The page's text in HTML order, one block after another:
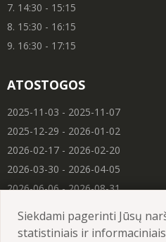
Siekdami pagerinti Jūsų
statistiniais ir
7. 14:30 - 15:15
8. 15:30 - 16:15
9. 16:30 - 17:15
ATOSTOGOS
2025-11-03 - 2025-11-07
2025-12-29 - 2026-01-02
2026-02-17 - 2026-02-20
2026-03-30 - 2026-04-05
2026-06-06 - 2026-08-31